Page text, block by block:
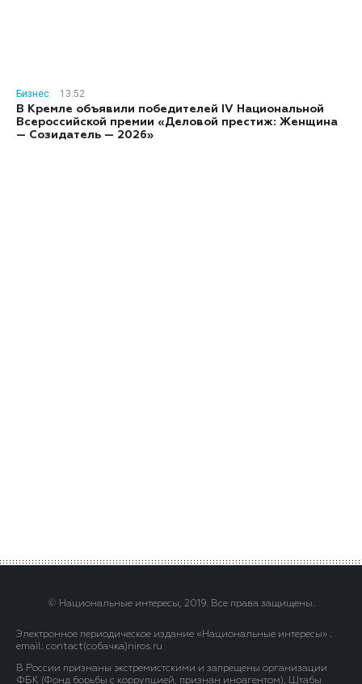
Бизнес
13:52
В Кремле объявили победителей IV Национальной
Всероссийской премии «Деловой престиж: Женщина
— Созидатель — 2026»
© Национальные интересы, 2019. Все права защищены.
Электронное периодическое издание «Национальные интересы» .
email: contact(сoбaчка)niros.ru
В России признаны экстремистскими и запрещены организации
ФБК (Фонд борьбы с коррупцией, признан иноагентом), Штабы